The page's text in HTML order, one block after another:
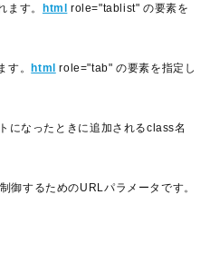
す。 html
role="tablist" の要素を
。 html role="tab" の要素を指定し
になったときに追加されるclass名
御するためのURLパラメータです。